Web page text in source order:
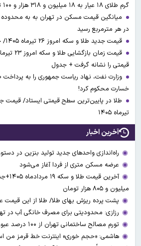
گرم طلای ۱۸ عیار به ۱۸ میلیون و ۳۱۸ هزار و ۱۰۰ تومان رسید
در هر مترمربع رسید
قیمت جدید طلا و سکه امروز ۲۶ تیرماه ۱۴۰۵/ جدول
قیمتی را نشانه گرفت + جدول
خسارت محکوم کرد!
تیرماه ۱۴۰۵
آخرین اخبار
راه‌اندازی واحدهای جدید تولید بنزین در
عرضه مسکن متری از فردا آغاز می‌شود
میلیون و ۸۰۵ هزار تومان
پشت پرده ریزش بهای طلا/ طلا از این قیمت
رزازی: محدودیتی برای مصرف خانگی آب در
تورم مصالح ساختمانی تهران از ۱۰۰ درصد عبور کرد
هاشمی: «حجم خوری» اینترنت خط قرمز من